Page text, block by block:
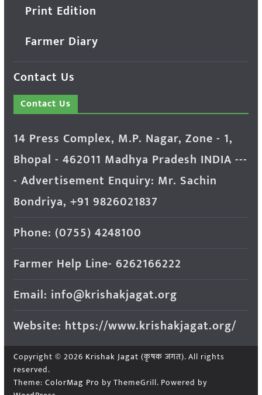
Print Edition
Farmer Diary
Contact Us
Contact Us
14 Press Complex, M.P. Nagar, Zone - 1,
Bhopal - 462011 Madhya Pradesh INDIA ---
- Advertisement Enquiry: Mr. Sachin
Bondriya, +91 9826021837
Phone: (0755) 4248100
Farmer Help Line- 6262166222
Email: info@krishakjagat.org
Website: https://www.krishakjagat.org/
Copyright © 2026 Krishak Jagat (कृषक जगत). All rights
reserved.
Theme: ColorMag Pro by ThemeGrill. Powered by